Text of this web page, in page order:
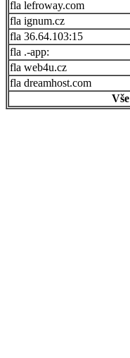
lefroway.com
ignum.cz
36.64.103:15
.-app:
web4u.cz
dreamhost.com